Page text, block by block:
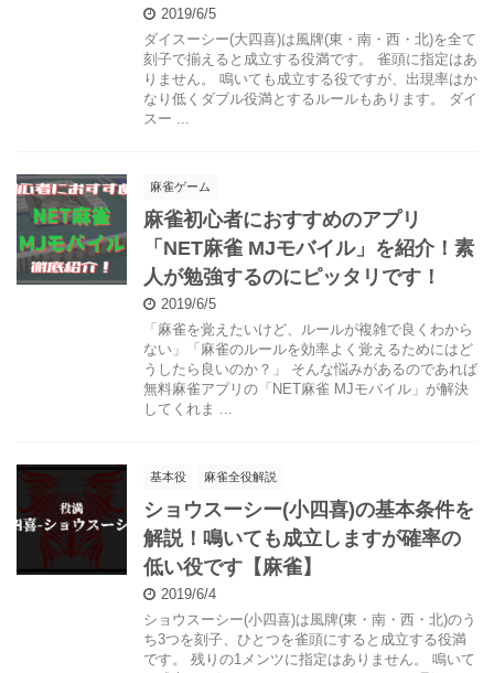
2019/6/5
ダイスーシー(大四喜)は風牌(東・南・西・北)を全て
刻子で揃えると成立する役満です。 雀頭に指定はあ
りません。 鳴いても成立する役ですが、出現率はか
なり低くダブル役満とするルールもあります。 ダイ
スー ...
麻雀ゲーム
麻雀初心者におすすめのアプリ
「NET麻雀 MJモバイル」を紹介！素
人が勉強するのにピッタリです！
2019/6/5
「麻雀を覚えたいけど、ルールが複雑で良くわから
ない」「麻雀のルールを効率よく覚えるためにはど
うしたら良いのか？」 そんな悩みがあるのであれば
無料麻雀アプリの「NET麻雀 MJモバイル」が解決
してくれま ...
基本役 麻雀全役解説
ショウスーシー(小四喜)の基本条件を
解説！鳴いても成立しますが確率の
低い役です【麻雀】
2019/6/4
ショウスーシー(小四喜)は風牌(東・南・西・北)のう
ち3つを刻子、ひとつを雀頭にすると成立する役満
です。 残りの1メンツに指定はありません。 鳴いて